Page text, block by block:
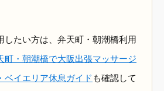
したい方は、弁天町・朝潮橋利用
町・朝潮橋で大阪出張マッサージ
ベイエリア休息ガイド も確認して